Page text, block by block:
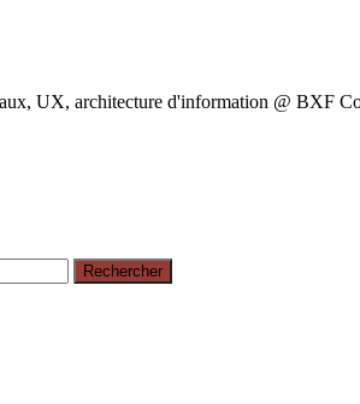
UX, architecture d'information @ BXF